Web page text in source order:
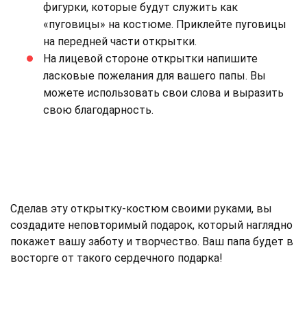
фигурки, которые будут служить как
«пуговицы» на костюме. Приклейте пуговицы
на передней части открытки.
На лицевой стороне открытки напишите
ласковые пожелания для вашего папы. Вы
можете использовать свои слова и выразить
свою благодарность.
Сделав эту открытку-костюм своими руками, вы
создадите неповторимый подарок, который наглядно
покажет вашу заботу и творчество. Ваш папа будет в
восторге от такого сердечного подарка!